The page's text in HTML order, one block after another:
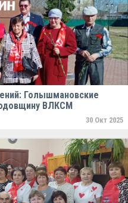
Голышмановские
ВЛКСМ
30 Окт 2025